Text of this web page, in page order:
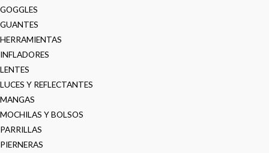
GOGGLES
GUANTES
HERRAMIENTAS
INFLADORES
LENTES
LUCES Y REFLECTANTES
MANGAS
MOCHILAS Y BOLSOS
PARRILLAS
PIERNERAS